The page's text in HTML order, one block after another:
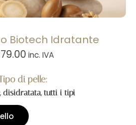
Biotech Idratante
79.00 inc. IVA
di pelle:
disidratata, tutti i tipi